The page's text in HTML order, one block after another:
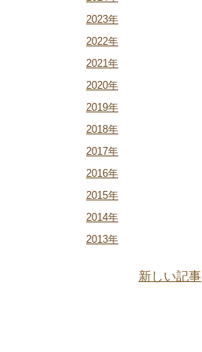
2023年
2022年
2021年
2020年
2019年
2018年
2017年
2016年
2015年
2014年
2013年
新しい記事